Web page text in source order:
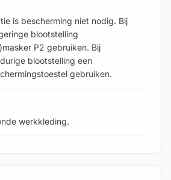
is bescherming niet nodig. Bij
blootstelling
P2 gebruiken. Bij
blootstelling een
gebruiken.
werkkleding.